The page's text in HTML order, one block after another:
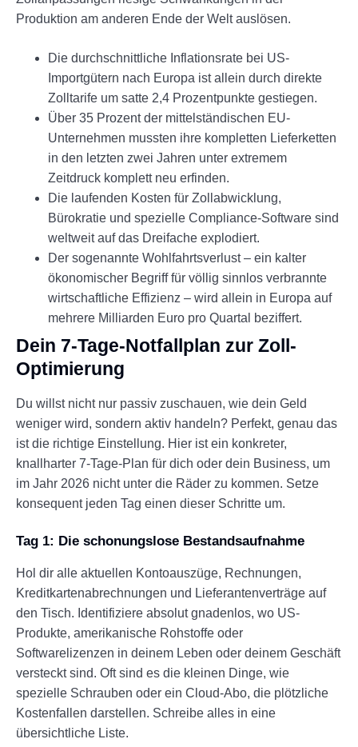
Produktion am anderen Ende der Welt auslösen.
Die durchschnittliche Inflationsrate bei US-
Importgütern nach Europa ist allein durch direkte
Zolltarife um satte 2,4 Prozentpunkte gestiegen.
Über 35 Prozent der mittelständischen EU-
Unternehmen mussten ihre kompletten Lieferketten
in den letzten zwei Jahren unter extremem
Zeitdruck komplett neu erfinden.
Die laufenden Kosten für Zollabwicklung,
Bürokratie und spezielle Compliance-Software sind
weltweit auf das Dreifache explodiert.
Der sogenannte Wohlfahrtsverlust – ein kalter
ökonomischer Begriff für völlig sinnlos verbrannte
wirtschaftliche Effizienz – wird allein in Europa auf
mehrere Milliarden Euro pro Quartal beziffert.
Dein 7-Tage-Notfallplan zur Zoll-
Optimierung
Du willst nicht nur passiv zuschauen, wie dein Geld
weniger wird, sondern aktiv handeln? Perfekt, genau das
ist die richtige Einstellung. Hier ist ein konkreter,
knallharter 7-Tage-Plan für dich oder dein Business, um
im Jahr 2026 nicht unter die Räder zu kommen. Setze
konsequent jeden Tag einen dieser Schritte um.
Tag 1: Die schonungslose Bestandsaufnahme
Hol dir alle aktuellen Kontoauszüge, Rechnungen,
Kreditkartenabrechnungen und Lieferantenverträge auf
den Tisch. Identifiziere absolut gnadenlos, wo US-
Produkte, amerikanische Rohstoffe oder
Softwarelizenzen in deinem Leben oder deinem Geschäft
versteckt sind. Oft sind es die kleinen Dinge, wie
spezielle Schrauben oder ein Cloud-Abo, die plötzliche
Kostenfallen darstellen. Schreibe alles in eine
übersichtliche Liste.